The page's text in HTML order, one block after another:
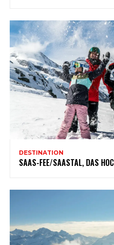
DESTINATION
SAAS-FEE/SAASTAL, DAS